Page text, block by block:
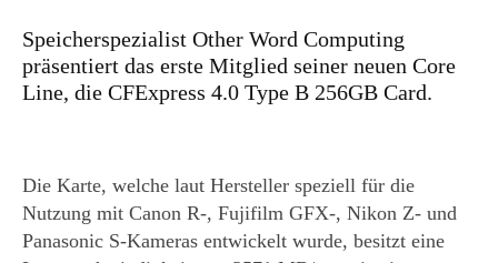
Speicherspezialist Other Word Computing
präsentiert das erste Mitglied seiner neuen Core
Line, die CFExpress 4.0 Type B 256GB Card.
Die Karte, welche laut Hersteller speziell für die
Nutzung mit Canon R-, Fujifilm GFX-, Nikon Z- und
Panasonic S-Kameras entwickelt wurde, besitzt eine